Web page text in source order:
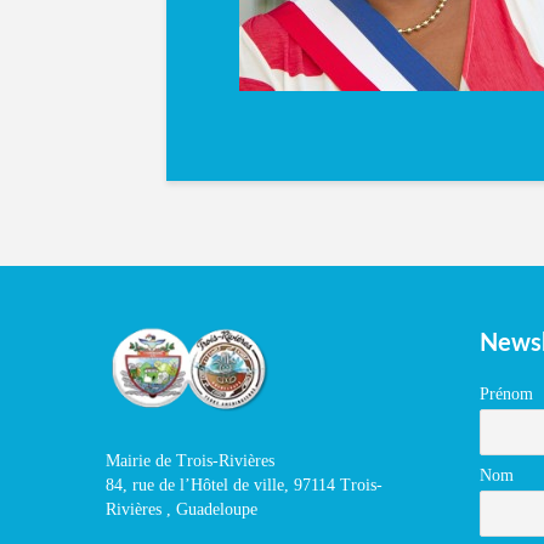
Mairie de Trois-Rivières
84, rue de l’Hôtel de ville, 97114 Trois-
Rivières , Guadeloupe
Prénom
Nom